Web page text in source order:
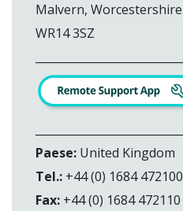
Malvern, Worcestershire
WR14 3SZ
Paese: United Kingdom
Tel.: +44 (0) 1684 472100
Fax: +44 (0) 1684 472110